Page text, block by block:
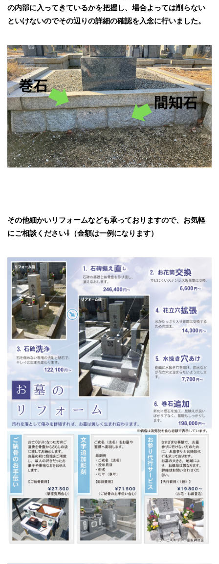
の内部に入ってきているかを把握し、場合よっては削らない
といけないのでその辺りの詳細の確認を入念に行いました。
その他細かいリフォームなども承っておりますので、お気軽
にご相談ください⇩（金額は一例になります）